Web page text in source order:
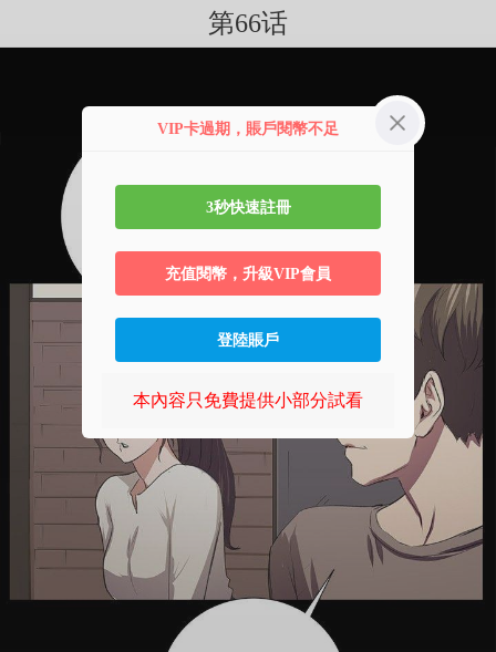
第66话
VIP卡過期，賬戶閱幣不足
3秒快速註冊
充值閱幣，升級VIP會員
登陸賬戶
本內容只免費提供小部分試看